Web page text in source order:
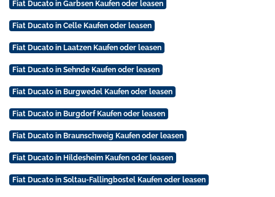
Fiat Ducato in Garbsen Kaufen oder leasen
Fiat Ducato in Celle Kaufen oder leasen
Fiat Ducato in Laatzen Kaufen oder leasen
Fiat Ducato in Sehnde Kaufen oder leasen
Fiat Ducato in Burgwedel Kaufen oder leasen
Fiat Ducato in Burgdorf Kaufen oder leasen
Fiat Ducato in Braunschweig Kaufen oder leasen
Fiat Ducato in Hildesheim Kaufen oder leasen
Fiat Ducato in Soltau-Fallingbostel Kaufen oder leasen